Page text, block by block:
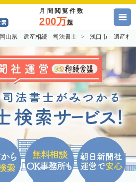
月間閲覧件数
200万超
岡山県 遺産相続 司法書士 浅口市 遺産相